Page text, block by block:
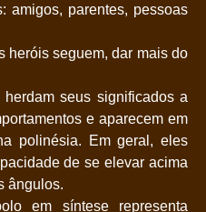
amigos, parentes, pessoas
heróis seguem, dar mais do
seus significados a
e aparecem em
polinésia. Em geral, eles
de se elevar acima
ângulos.
em síntese representa